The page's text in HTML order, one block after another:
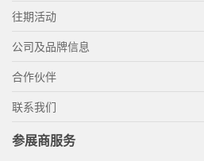
往期活动
公司及品牌信息
合作伙伴
联系我们
参展商服务